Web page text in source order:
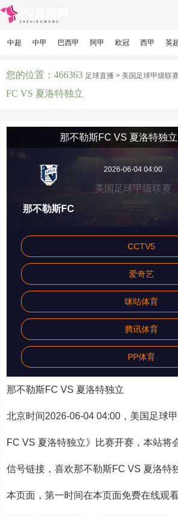
中超 中甲 巴西甲 阿甲 欧冠 西甲 英
您的位置：466363 足球直播 > 美国足球甲级联
FC VS 夏洛特独立
那不勒斯FC VS 夏洛特独
那不勒斯FC
2026-06-04 04:00
美国足球甲级联赛
CCTV5
爱奇艺
咪咕体育
腾讯体育
PP体育
那不勒斯FC VS 夏洛特独立
北京时间2026-06-04 04:00，美国足球
FC VS 夏洛特独立》比赛开赛，本站将
信号链接，喜欢那不勒斯FC VS 夏洛特
本页面，第一时间在本页面免费在线观